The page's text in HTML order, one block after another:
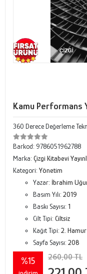
Kamu Performans
360 Derece Değerleme
Barkod: 9786051962788
Marka: Çizgi Kitabevi
Kategori: Yönetim
Yazar: İbrahim
Basım Yılı: 2019
Baskı Sayısı: 1
Cilt Tipi: Ciltsiz
Kağıt Tipi: 2. Hamur
Sayfa Sayısı: 208
%15 260,00 TL